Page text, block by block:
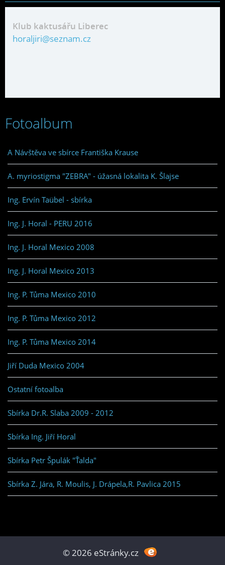
Klub kaktusářu Liberec
horaljiri@seznam.cz
Fotoalbum
A Návštěva ve sbírce Františka Krause
A. myriostigma "ZEBRA" - úžasná lokalita K. Šlajse
Ing. Ervín Taübel - sbírka
Ing. J. Horal - PERU 2016
Ing. J. Horal Mexico 2008
Ing. J. Horal Mexico 2013
Ing. P. Tůma Mexico 2010
Ing. P. Tůma Mexico 2012
Ing. P. Tůma Mexico 2014
Jiří Duda Mexico 2004
Ostatní fotoalba
Sbírka Dr.R. Slaba 2009 - 2012
Sbírka Ing. Jiří Horal
Sbírka Petr Špulák "Ťalda"
Sbírka Z. Jára, R. Moulis, J. Drápela,R. Pavlica 2015
© 2026 eStránky.cz